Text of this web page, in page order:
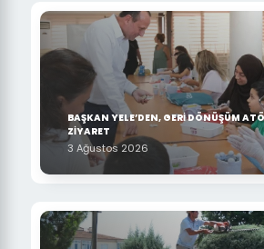
BAŞKAN YELE’DEN, GERİ DÖNÜŞÜM
ZİYARET
3 Ağustos 2026